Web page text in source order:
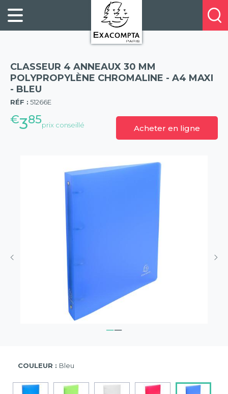
FILING
ORGANISATION
PRESENTATION
BUSINESS
BOOKS
&
PADS
HOSPITALITY
À
PROPOS
NOS
E-
CATALOGUES
POINTS
DE
VENTE
Profitez
de
réduction
sur
la
nouvelle
gamme
CLASSEUR 4 ANNEAUX 30 MM
POLYPROPYLÈNE CHROMALINE - A4 MAXI
- BLEU
RÉF : 51266E
€385prix conseillé Acheter en ligne
(57)
COULEUR : Bleu
Panneau de gestion des cookies